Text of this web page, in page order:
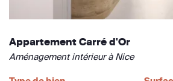
Appartement Carré d'Or
Aménagement intérieur à Nice